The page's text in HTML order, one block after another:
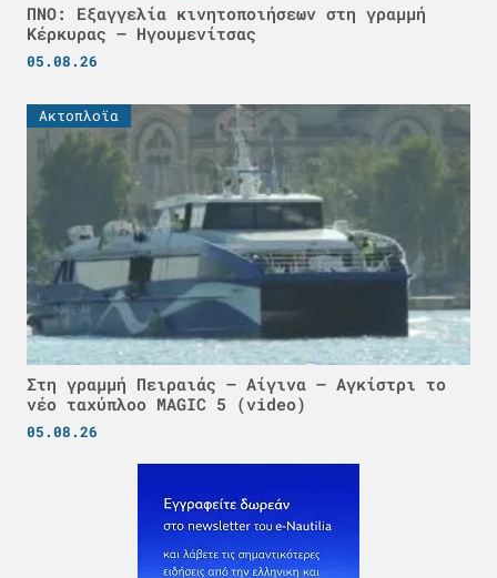
ΠΝΟ: Εξαγγελία κινητοποιήσεων στη γραμμή
Κέρκυρας – Ηγουμενίτσας
05.08.26
Ακτοπλοϊα
Στη γραμμή Πειραιάς – Αίγινα – Αγκίστρι το
νέο ταχύπλοο MAGIC 5 (video)
05.08.26